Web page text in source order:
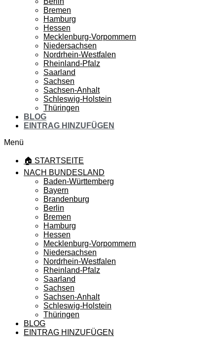
Bremen
Hamburg
Hessen
Mecklenburg-Vorpommern
Niedersachsen
Nordrhein-Westfalen
Rheinland-Pfalz
Saarland
Sachsen
Sachsen-Anhalt
Schleswig-Holstein
Thüringen
BLOG
EINTRAG HINZUFÜGEN
Menü
🏠 STARTSEITE
NACH BUNDESLAND
Baden-Württemberg
Bayern
Brandenburg
Berlin
Bremen
Hamburg
Hessen
Mecklenburg-Vorpommern
Niedersachsen
Nordrhein-Westfalen
Rheinland-Pfalz
Saarland
Sachsen
Sachsen-Anhalt
Schleswig-Holstein
Thüringen
BLOG
EINTRAG HINZUFÜGEN